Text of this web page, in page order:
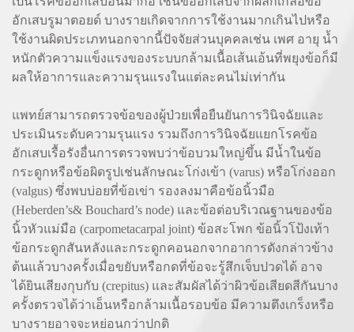
อักเสบรูมาตอยด์ บางรายเกิดจากการใช้งานมากเกินไปหรือ
ใช้งานผิดประเภทนอกจากนี้ปัจจัยส่วนบุคคลเช่น เพศ อายุ น้ำ
หนักตัวความแข็งแรงของระบบกล้ามเนื้อเส้นเอ้นที่พยุงข้อก็มี
ผลให้อาการและความรุนแรงในแต่ละคนไม่เท่ากัน
แพทย์สามารถตรวจข้อของผู้ป่วยเพื่อยืนยันการวินิจฉัยและ
ประเมินระดับความรุนแรง รวมถึงการวินิจฉัยแยกโรคข้อ
อักเสบเรื้อรังอื่นการตรวจพบว่าข้อบวมใหญ่ขึ้น มีน้ำในข้อ
กระดูกหรือข้อผิดรูปเช่นลักษณะโก่งเข้า (varus) หรือโก่งออก
(valgus) ซึ่งพบบ่อยที่ข้อเข่า รองลงมาคือข้อนิ้วมือ
(Heberden’s& Bouchard’s node) และข้อต่อบริเวณฐานของข้อ
นิ้วหัวแม่มือ (carpometacarpal joint) ข้อสะโพก ข้อนิ้วโป้งเท้า
ข้อกระดูกสันหลังและกระดูกคอนอกจากอาการดังกล่าวข้าง
ต้นแล้วบางครั้งเมื่อขยับหรือกดที่ข้อจะรู้สึกเจ็บปวดได้ อาจ
ได้ยินเสียงกุบกับ (crepitus) และสัมผัสได้ว่าผิวข้อเสียดสีกันบาง
ครั้งตรวจได้ว่าเอ็นหรือกล้ามเนื้อรอบข้อ มีความตึงเกร็งหรือ
บางรายอาจจะหย่อนกว่าปกติ